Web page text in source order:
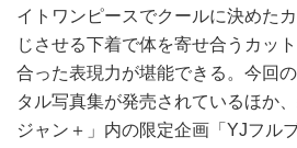
イトワンピースでクールに決めた
じさせる下着で体を寄せ合うカッ
合った表現力が堪能できる。今回
タル写真集が発売されているほか
ジャン＋」内の限定企画「YJフル